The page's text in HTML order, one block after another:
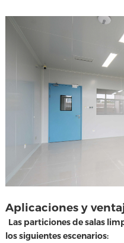
Aplicaciones y
Las particiones de salas
los siguientes escenarios: